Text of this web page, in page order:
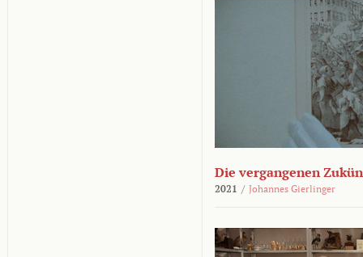
Die vergangenen
2021 / Johannes Gierlinger